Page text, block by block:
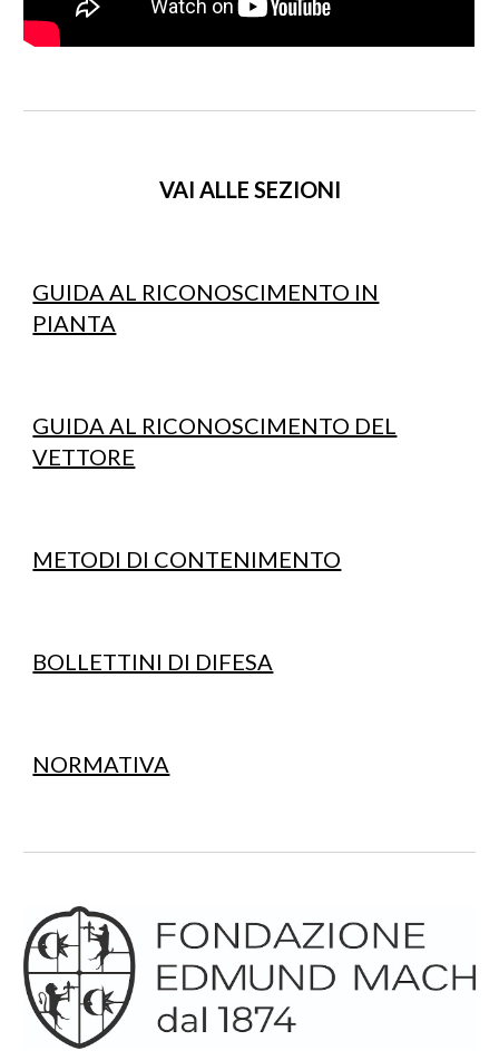
VAI ALLE SEZIONI
GUIDA AL RICONOSCIMENTO IN
PIANTA
GUIDA AL RICONOSCIMENTO DEL
VETTORE
METODI DI CONTENIMENTO
BOLLETTINI DI DIFESA
NORMATIVA